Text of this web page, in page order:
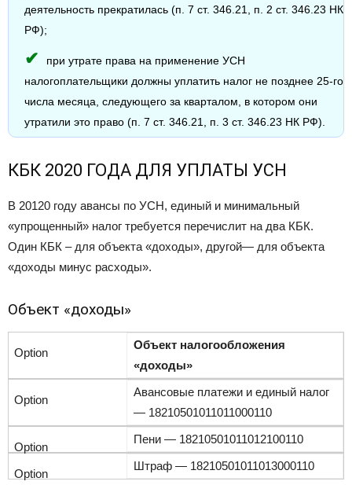
деятельность прекратилась (п. 7 ст. 346.21, п. 2 ст. 346.23 НК
РФ);
при утрате права на применение УСН
налогоплательщики должны уплатить налог не позднее 25-го
числа месяца, следующего за кварталом, в котором они
утратили это право (п. 7 ст. 346.21, п. 3 ст. 346.23 НК РФ).
КБК 2020 ГОДА ДЛЯ УПЛАТЫ УСН
В 20120 году авансы по УСН, единый и минимальный
«упрощенный» налог требуется перечислит на два КБК.
Один КБК – для объекта «доходы», другой— для объекта
«доходы минус расходы».
Объект «доходы»
Объект налогообложения
«доходы»
Авансовые платежи и единый налог
— 18210501011011000110
Пени — 18210501011012100110
Штраф — 18210501011013000110